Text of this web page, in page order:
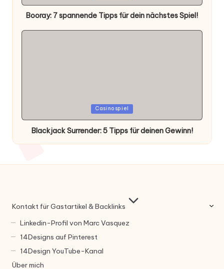
in
Booray: 7 spannende Tipps für dein nächstes Spiel!
in
Casinospiel
Blackjack Surrender: 5 Tipps für deinen Gewinn!
Kontakt für Gastartikel & Backlinks
Linkedin-Profil von Marc Vasquez
14Designs auf Pinterest
14Design YouTube-Kanal
Über mich